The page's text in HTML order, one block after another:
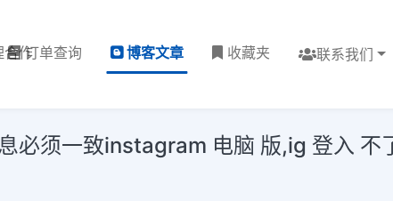
合作订单查询 博客文章 收藏夹 联系我们
必须一致instagram 电脑 版,ig 登入